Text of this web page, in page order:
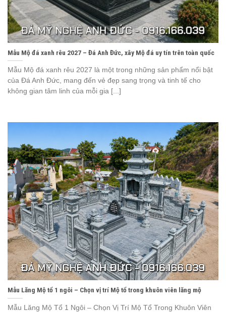
Mẫu Mộ đá xanh rêu 2027 – Đá Anh Đức, xây Mộ đá uy tín trên toàn quốc
Mẫu Mộ đá xanh rêu 2027 là một trong những sản phẩm nổi bật
của Đá Anh Đức, mang đến vẻ đẹp sang trọng và tinh tế cho
không gian tâm linh của mỗi gia [...]
Mẫu Lăng Mộ tổ 1 ngôi – Chọn vị trí Mộ tổ trong khuôn viên lăng mộ
Mẫu Lăng Mộ Tổ 1 Ngôi – Chọn Vị Trí Mộ Tổ Trong Khuôn Viên